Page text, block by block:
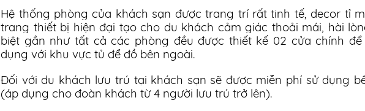
Hệ thống phòng của khách sạn được trang trí rất tinh tế, decor tỉ
trang thiết bị hiện đại tạo cho du khách cảm giác thoải mái, hài
biệt gần như tất cả các phòng đều được thiết kế 02 cửa chính
dụng với khu vực tủ để đồ bên ngoài.
Đối với du khách lưu trú tại khách sạn sẽ được miễn phí sử dụng
(áp dụng cho đoàn khách từ 4 người lưu trú trở lên).